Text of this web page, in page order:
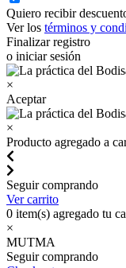
Quiero recibir
Ver los términos y
Finalizar registro
o iniciar sesión
×
Aceptar
×
Producto agregado a
Seguir comprando
Ver carrito
0 item(s) agregado tu
×
MUTMA
Seguir comprando